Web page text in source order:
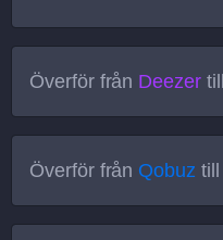
Överför från Deezer till
Överför från Qobuz till